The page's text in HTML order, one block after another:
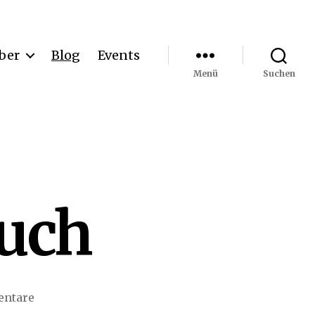
Blog Events
Menü Suchen
zu